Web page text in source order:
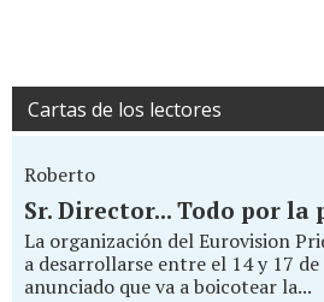
Cartas de los lectores
Roberto
Sr. Director... Todo por la
La organización del Eurovision
a desarrollarse entre el 14 y 17
anunciado que va a boicotear la...